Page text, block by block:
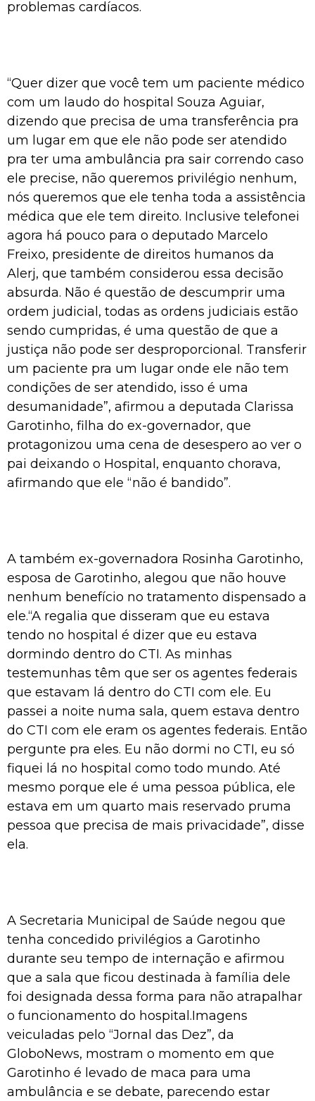
problemas cardíacos.
“Quer dizer que você tem um paciente médico
com um laudo do hospital Souza Aguiar,
dizendo que precisa de uma transferência pra
um lugar em que ele não pode ser atendido
pra ter uma ambulância pra sair correndo caso
ele precise, não queremos privilégio nenhum,
nós queremos que ele tenha toda a assistência
médica que ele tem direito. Inclusive telefonei
agora há pouco para o deputado Marcelo
Freixo, presidente de direitos humanos da
Alerj, que também considerou essa decisão
absurda. Não é questão de descumprir uma
ordem judicial, todas as ordens judiciais estão
sendo cumpridas, é uma questão de que a
justiça não pode ser desproporcional. Transferir
um paciente pra um lugar onde ele não tem
condições de ser atendido, isso é uma
desumanidade”, afirmou a deputada Clarissa
Garotinho, filha do ex-governador, que
protagonizou uma cena de desespero ao ver o
pai deixando o Hospital, enquanto chorava,
afirmando que ele “não é bandido”.
A também ex-governadora Rosinha Garotinho,
esposa de Garotinho, alegou que não houve
nenhum benefício no tratamento dispensado a
ele.“A regalia que disseram que eu estava
tendo no hospital é dizer que eu estava
dormindo dentro do CTI. As minhas
testemunhas têm que ser os agentes federais
que estavam lá dentro do CTI com ele. Eu
passei a noite numa sala, quem estava dentro
do CTI com ele eram os agentes federais. Então
pergunte pra eles. Eu não dormi no CTI, eu só
fiquei lá no hospital como todo mundo. Até
mesmo porque ele é uma pessoa pública, ele
estava em um quarto mais reservado pruma
pessoa que precisa de mais privacidade”, disse
ela.
A Secretaria Municipal de Saúde negou que
tenha concedido privilégios a Garotinho
durante seu tempo de internação e afirmou
que a sala que ficou destinada à família dele
foi designada dessa forma para não atrapalhar
o funcionamento do hospital.Imagens
veiculadas pelo “Jornal das Dez”, da
GloboNews, mostram o momento em que
Garotinho é levado de maca para uma
ambulância e se debate, parecendo estar